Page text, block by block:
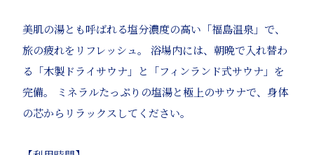
美肌の湯とも呼ばれる塩分濃度の高い「福島温泉」で、
旅の疲れをリフレッシュ。 浴場内には、朝晩で入れ替わ
る「木製ドライサウナ」と「フィンランド式サウナ」を
完備。 ミネラルたっぷりの塩湯と極上のサウナで、身体
の芯からリラックスしてください。